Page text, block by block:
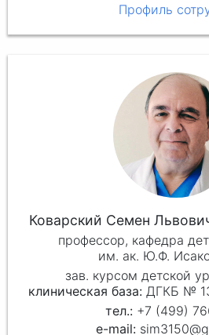
Профиль
Коварский Семен
профессор, кафедра
им. ак. Ю.Ф.
зав. курсом детской
клиническая база: ДГКБ №
+7 (499)